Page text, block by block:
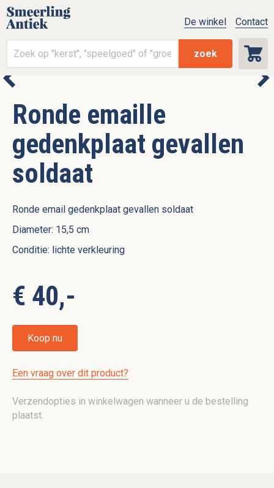
zoek
De winkel Contact
Ronde emaille
gedenkplaat gevallen
soldaat
Ronde email gedenkplaat gevallen soldaat
Diameter: 15,5 cm
Conditie: lichte verkleuring
€ 40,-
Koop nu
Een vraag over dit product?
Verzendopties in winkelwagen wanneer u de bestelling
plaatst.